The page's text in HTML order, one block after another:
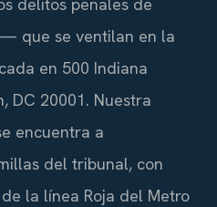
que se ventilan en la
en 500 Indiana
DC 20001. Nuestra
encuentra a
del tribunal, con
la línea Roja del Metro